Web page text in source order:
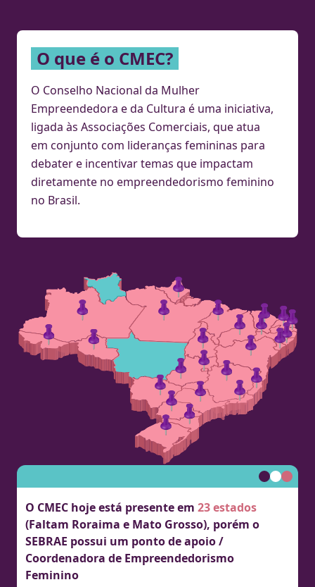
O que é o CMEC?
O Conselho Nacional da Mulher
Empreendedora e da Cultura é uma iniciativa,
ligada às Associações Comerciais, que atua
em conjunto com lideranças femininas para
debater e incentivar temas que impactam
diretamente no empreendedorismo feminino
no Brasil.
O CMEC hoje está presente em 23 estados
(Faltam Roraima e Mato Grosso), porém o
SEBRAE possui um ponto de apoio /
Coordenadora de Empreendedorismo
Feminino